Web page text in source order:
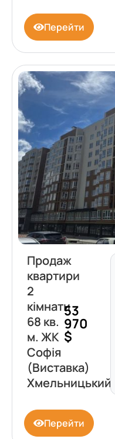
Перейти
Продаж
квартири
2
кімнати
68 кв.
м. ЖК
Софія
(Виставка)
Хмельницький
53
970
$
Перейти